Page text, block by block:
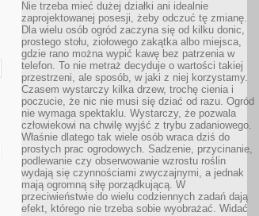
Nie trzeba mieć dużej działki ani idealnie
zaprojektowanej posesji, żeby odczuć tę zmianę.
Dla wielu osób ogród zaczyna się od kilku donic,
prostego stołu, ziołowego zakątka albo miejsca,
gdzie rano można wypić kawę bez patrzenia w
telefon. To nie metraż decyduje o wartości takiej
przestrzeni, ale sposób, w jaki z niej korzystamy.
Czasem wystarczy kilka drzew, trochę cienia i
poczucie, że nic nie musi się dziać od razu. Ogród
nie wymaga spektaklu. Wystarczy, że pozwala
człowiekowi na chwilę wyjść z trybu zadaniowego.
Właśnie dlatego tak wiele osób wraca dziś do
prostych prac ogrodowych. Sadzenie, przycinanie,
podlewanie czy obserwowanie wzrostu roślin
wydają się czynnościami zwyczajnymi, a jednak
mają ogromną siłę porządkującą. W
przeciwieństwie do wielu codziennych zadań dają
efekt, którego nie trzeba sobie wyobrażać. Widać